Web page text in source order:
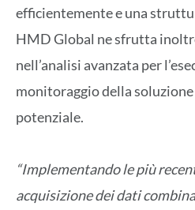
efficientemente e una
HMD Global ne sfrutta
nell’analisi avanzata per
monitoraggio della
potenziale.
“Implementando le più
acquisizione dei dati